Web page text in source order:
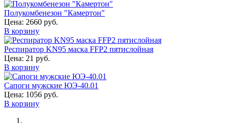
Полукомбенезон "Камертон"
Цена: 2660 руб.
В корзину
Респиратор KN95 маска FFP2 пятислойная
Цена: 21 руб.
В корзину
Сапоги мужские ЮЭ-40.01
Цена: 1056 руб.
В корзину